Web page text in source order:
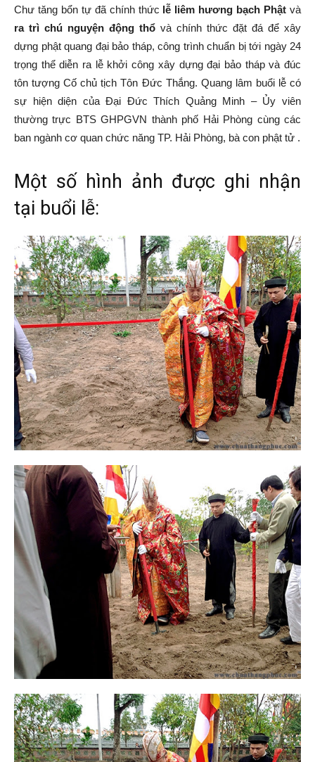
Chư tăng bổn tự đã chính thức lễ liêm hương bạch Phật và
ra trì chú nguyện động thổ và chính thức đặt đá để xây
dựng phật quang đại bảo tháp, công trình chuẩn bị tới ngày 24
trọng thể diễn ra lễ khởi công xây dựng đại bảo tháp và đúc
tôn tượng Cố chủ tịch Tôn Đức Thắng. Quang lâm buổi lễ có
sự hiện diện của Đại Đức Thích Quảng Minh – Ủy viên
thường trực BTS GHPGVN thành phố Hải Phòng cùng các
ban ngành cơ quan chức năng TP. Hải Phòng, bà con phật tử .
Một số hình ảnh được ghi nhận
tại buổi lễ: